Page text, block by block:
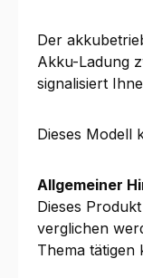
Der
Akku-Ladung
signalisiert
Dieses Modell
Allgemeiner
Dieses
verglichen
Thema tätigen